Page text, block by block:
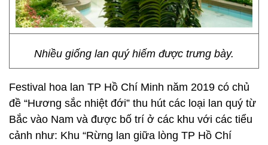
Nhiều giống lan quý hiếm được trưng bày.
Festival hoa lan TP Hồ Chí Minh năm 2019 có chủ
đề “Hương sắc nhiệt đới” thu hút các loại lan quý từ
Bắc vào Nam và được bố trí ở các khu với các tiểu
cảnh như: Khu “Rừng lan giữa lòng TP Hồ Chí